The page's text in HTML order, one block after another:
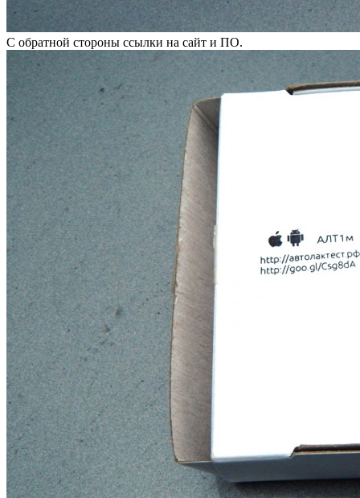
С обратной стороны ссылки на сайт и ПО.